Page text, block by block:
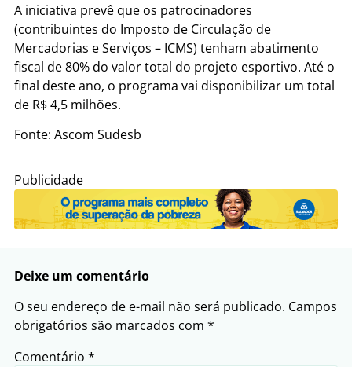
A iniciativa prevê que os patrocinadores
(contribuintes do Imposto de Circulação de
Mercadorias e Serviços – ICMS) tenham abatimento
fiscal de 80% do valor total do projeto esportivo. Até o
final deste ano, o programa vai disponibilizar um total
de R$ 4,5 milhões.
Fonte: Ascom Sudesb
Publicidade
Deixe um comentário
O seu endereço de e-mail não será publicado. Campos
obrigatórios são marcados com *
Comentário *